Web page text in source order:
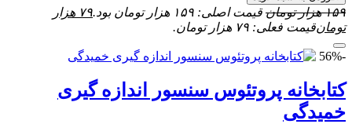
۱۵۹ هزار تومان قیمت اصلی: ۱۵۹ هزار تومان بود. ۷۹ هزار
تومانقیمت فعلی: ۷۹ هزار تومان.
-56%
کتابخانه پروتئوس سنسور اندازه گيری
خميدگی